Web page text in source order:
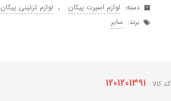
دسته: لوازم اسپرت پیکان , لوازم تزئینی پیکان
برند: سایر
کد کالا : 1201201391